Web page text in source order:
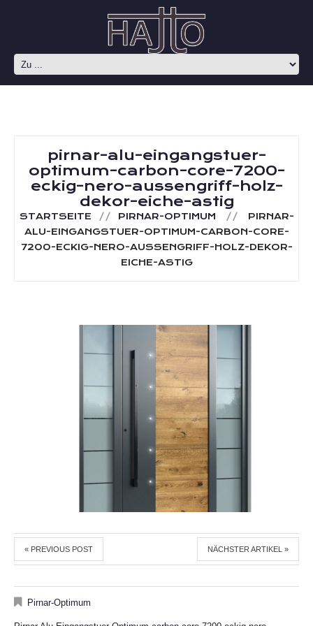
pirnar-alu-eingangstuer-
optimum-carbon-core-7200-
eckig-nero-aussengriff-holz-
dekor-eiche-astig
STARTSEITE PIRNAR-OPTIMUM
PIRNAR-
ALU-EINGANGSTUER-OPTIMUM-CARBON-CORE-
7200-ECKIG-NERO-AUSSENGRIFF-HOLZ-DEKOR-
EICHE-ASTIG
« PREVIOUS POST NÄCHSTER ARTIKEL »
Pirnar-Optimum